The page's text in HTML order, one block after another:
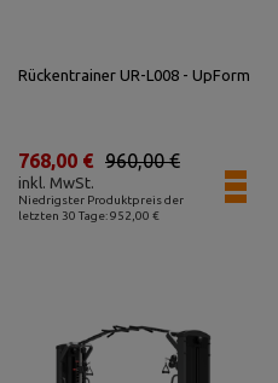
Rückentrainer UR-L008 - UpForm
Niedrigster Produktpreis der
letzten 30 Tage: 952,00 €
960,00 €
768,00 €
inkl. MwSt.